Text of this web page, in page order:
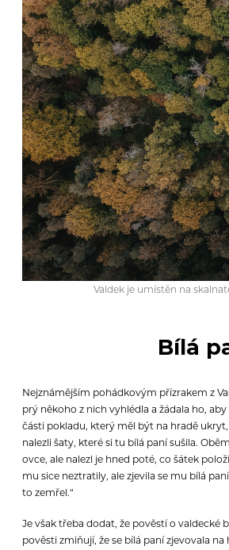
Valdek je umístěn na
Bílá
Nejznámějším pohádkovým přízrakem z
prý někoho z nich vyhlédla a žádala ho,
části pokladu, který měl být na hradě
nalezli šaty, které si tu bílá paní sušila.
ovce, ale nalezl je hned poté, co šátek
mu sice neztratily, ale zjevila se mu bílá
to zemřel.“
Je však třeba dodat, že pověstí o valdecké
pověsti zmiňují, že se bílá paní zjevovala